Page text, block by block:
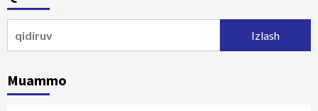
Muammo